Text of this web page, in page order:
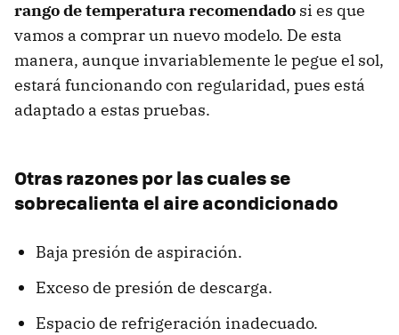
rango de temperatura recomendado si es que
vamos a comprar un nuevo modelo. De esta
manera, aunque invariablemente le pegue el sol,
estará funcionando con regularidad, pues está
adaptado a estas pruebas.
Otras razones por las cuales se
sobrecalienta el aire acondicionado
Baja presión de aspiración.
Exceso de presión de descarga.
Espacio de refrigeración inadecuado.